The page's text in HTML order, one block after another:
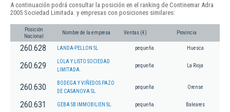
A continuación podrá consultar la posición en el ranking de Continemar Adra
2005 Sociedad Limitada. y empresas con posiciones similares:
Posición
Nacional
Nombre de la empresa Ventas (€) Provincia
260.628 LANDA-PELLON SL pequeña Huesca
260.629
LOLA Y LISTO SOCIEDAD
LIMITADA.
pequeña La Rioja
260.630
BODEGA Y VIÑEDOS PAZO
DE CASANOVA SL.
pequeña Orense
260.631 GEBA SB IMMOBILIEN SL. pequeña Baleares